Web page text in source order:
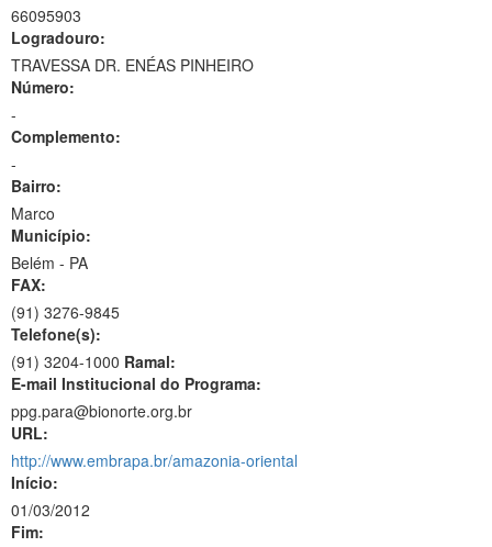
66095903
Logradouro:
TRAVESSA DR. ENÉAS PINHEIRO
Número:
-
Complemento:
-
Bairro:
Marco
Município:
Belém - PA
FAX:
(91) 3276-9845
Telefone(s):
(91) 3204-1000 Ramal:
E-mail Institucional do Programa:
ppg.para@bionorte.org.br
URL:
http://www.embrapa.br/amazonia-oriental
Início:
01/03/2012
Fim: